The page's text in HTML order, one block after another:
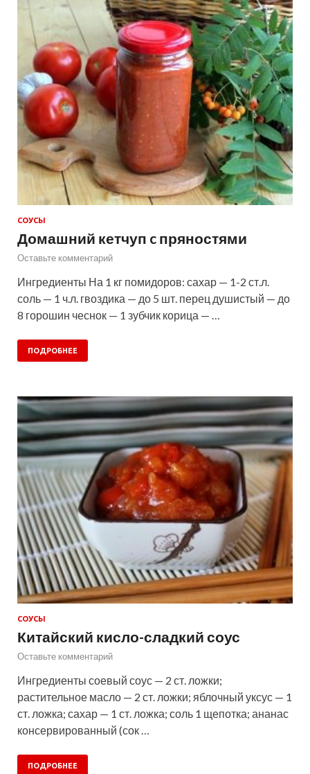
СОУСЫ
Домашний кетчуп c пряностями
Оставьте комментарий
Ингредиенты На 1 кг помидоров: сахар — 1-2 ст.л.
соль — 1 ч.л. гвоздика — до 5 шт. перец душистый — до
8 горошин чеснок — 1 зубчик корица — …
ПОДРОБНЕЕ
СОУСЫ
Китайский кисло-сладкий соус
Оставьте комментарий
Ингредиенты соевый соус — 2 ст. ложки;
растительное масло — 2 ст. ложки; яблочный уксус — 1
ст. ложка; сахар — 1 ст. ложка; соль 1 щепотка; ананас
консервированный (сок …
ПОДРОБНЕЕ